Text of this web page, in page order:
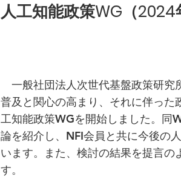
人工知能政策WG（2024
一般社団法人次世代基盤政策研究
普及と関心の高まり、それに伴っ
工知能政策WGを開始しました。同
論を紹介し、NFI会員と共に今後の
います。また、検討の結果を提言の
す。